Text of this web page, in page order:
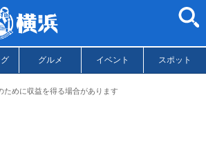
グルメ イベント スポット
めに収益を得る場合があります